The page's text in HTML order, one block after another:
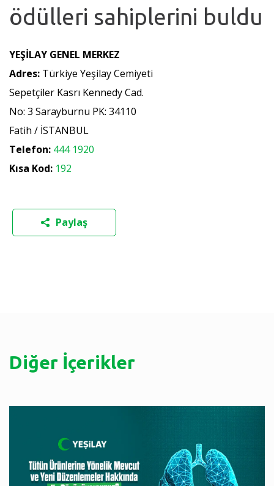
ödülleri sahiplerini buldu
YEŞİLAY GENEL MERKEZ
Adres: Türkiye Yeşilay Cemiyeti
Sepetçiler Kasrı Kennedy Cad.
No: 3 Sarayburnu PK: 34110
Fatih / İSTANBUL
Telefon: 444 1920
Kısa Kod: 192
Paylaş
Diğer İçerikler